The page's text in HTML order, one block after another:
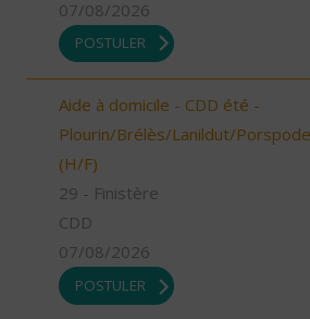
07/08/2026
POSTULER
Aide à domicile - CDD été -
Plourin/Brélès/Lanildut/
(H/F)
29 - Finistère
CDD
07/08/2026
POSTULER